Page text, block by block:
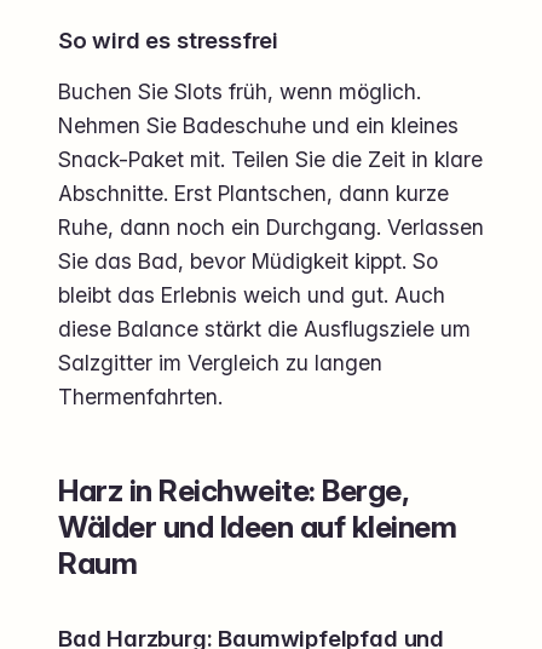
So wird es stressfrei
Buchen Sie Slots früh, wenn möglich.
Nehmen Sie Badeschuhe und ein kleines
Snack-Paket mit. Teilen Sie die Zeit in klare
Abschnitte. Erst Plantschen, dann kurze
Ruhe, dann noch ein Durchgang. Verlassen
Sie das Bad, bevor Müdigkeit kippt. So
bleibt das Erlebnis weich und gut. Auch
diese Balance stärkt die Ausflugsziele um
Salzgitter im Vergleich zu langen
Thermenfahrten.
Harz in Reichweite: Berge,
Wälder und Ideen auf kleinem
Raum
Bad Harzburg: Baumwipfelpfad und